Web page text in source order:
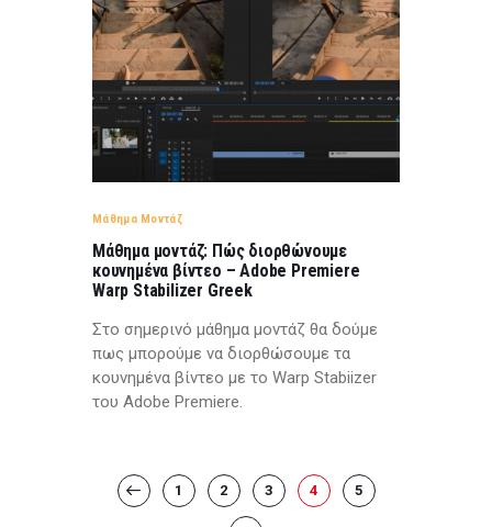
Μάθημα Μοντάζ
Μάθημα μοντάζ: Πώς διορθώνουμε
κουνημένα βίντεο – Adobe Premiere
Warp Stabilizer Greek
Στο σημερινό μάθημα μοντάζ θα δούμε
πως μπορούμε να διορθώσουμε τα
κουνημένα βίντεο με το Warp Stabiizer
του Adobe Premiere.
Posts
pagination
PAGE
1 PAGE
2 PAGE
3 PAGE
4 PAGE
5